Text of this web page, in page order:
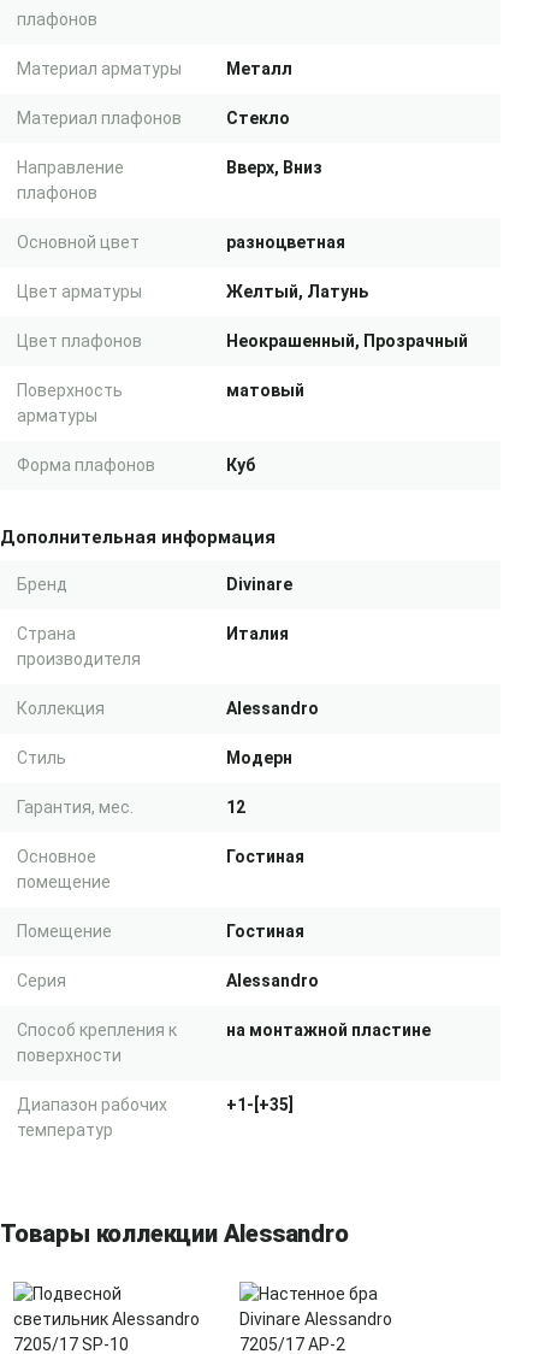
плафонов
Материал арматуры Металл
Материал плафонов Стекло
Направление
плафонов
Вверх, Вниз
Основной цвет разноцветная
Цвет арматуры Желтый, Латунь
Цвет плафонов Неокрашенный, Прозрачный
Поверхность
арматуры
матовый
Форма плафонов Куб
Дополнительная информация
Бренд Divinare
Страна
производителя
Италия
Коллекция Alessandro
Стиль Модерн
Гарантия, мес. 12
Основное
помещение
Гостиная
Помещение Гостиная
Серия Alessandro
Способ крепления к
поверхности
на монтажной пластине
Диапазон рабочих
температур
+1-[+35]
Товары коллекции Alessandro